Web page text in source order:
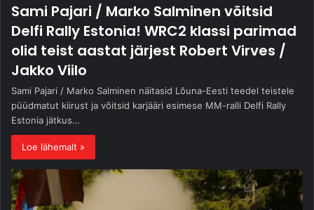
Sami Pajari / Marko Salminen võitsid
Delfi Rally Estonia! WRC2 klassi parimad
olid teist aastat järjest Robert Virves /
Jakko Viilo
Sami Pajari / Marko Salminen näitasid Lõuna-Eesti teedel teistele
püüdmatut kiirust ja võitsid karjääri esimese MM-ralli Delfi Rally
Estonia jätkus…
Loe lähemalt »